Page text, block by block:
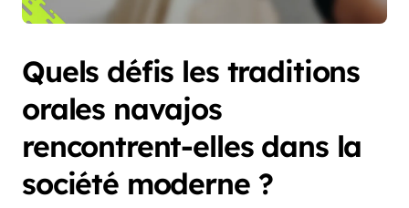
Quels défis les traditions
orales navajos
rencontrent-elles dans la
société moderne ?